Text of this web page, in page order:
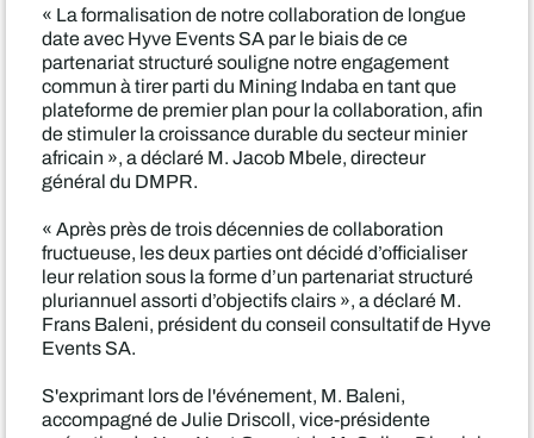
« La formalisation de notre collaboration de longue
date avec Hyve Events SA par le biais de ce
partenariat structuré souligne notre engagement
commun à tirer parti du Mining Indaba en tant que
plateforme de premier plan pour la collaboration, afin
de stimuler la croissance durable du secteur minier
africain », a déclaré M. Jacob Mbele, directeur
général du DMPR.
« Après près de trois décennies de collaboration
fructueuse, les deux parties ont décidé d’officialiser
leur relation sous la forme d’un partenariat structuré
pluriannuel assorti d’objectifs clairs », a déclaré M.
Frans Baleni, président du conseil consultatif de Hyve
Events SA.
S'exprimant lors de l'événement, M. Baleni,
accompagné de Julie Driscoll, vice-présidente